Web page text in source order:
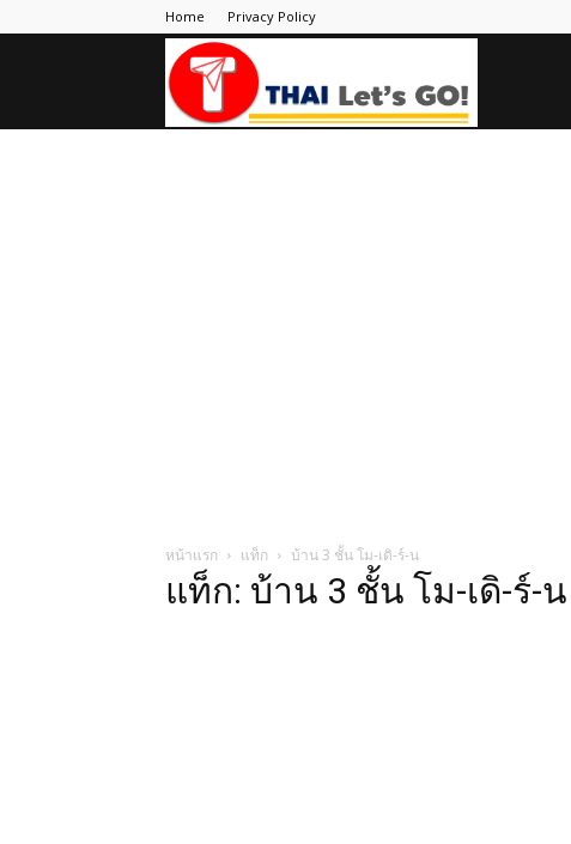
Home Privacy Policy
หน้าแรก แท็ก บ้าน 3 ชั้น โม-เดิ-ร์-น
แท็ก: บ้าน 3 ชั้น โม-เดิ-ร์-น